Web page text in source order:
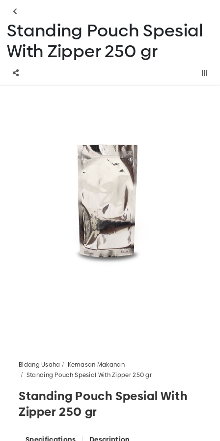
Standing Pouch Spesial
With Zipper 250 gr
Bidang Usaha
Kemasan Makanan
Standing Pouch Spesial With Zipper 250 gr
Standing Pouch Spesial With
Zipper 250 gr